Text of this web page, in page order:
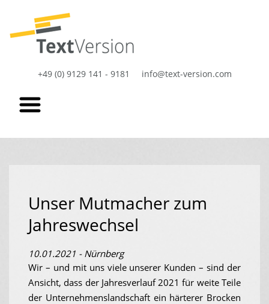
+49 (0) 9129 141 - 9181 info@text-version.com
Unser Mutmacher zum
Jahreswechsel
10.01.2021 - Nürnberg
Wir – und mit uns viele unserer Kunden – sind der
Ansicht, dass der Jahresverlauf 2021 für weite Teile
der Unternehmenslandschaft ein härterer Brocken